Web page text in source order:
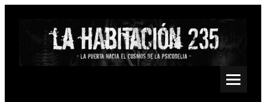
Saltar
Psychedelic, Stoner, Doom, Sludge, Fuzz, Space, Drone